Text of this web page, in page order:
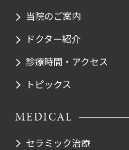
当院のご案内
ドクター紹介
診療時間・アクセス
トピックス
MEDICAL
セラミック治療